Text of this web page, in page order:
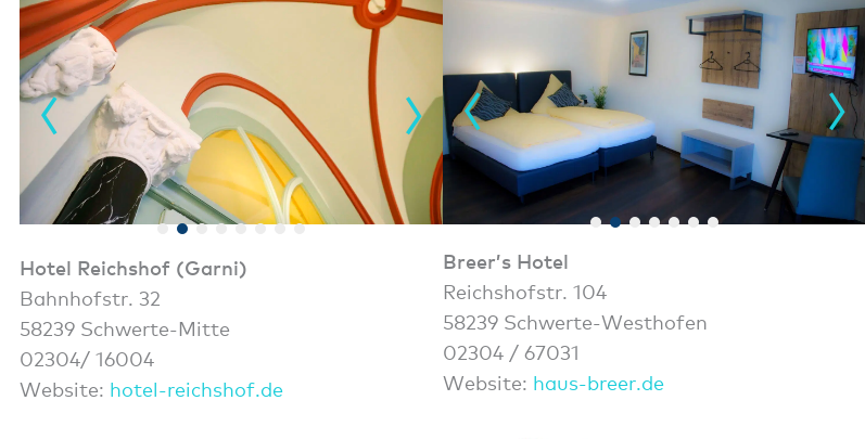
Hotel Reichshof (Garni)
Bahnhofstr. 32
58239 Schwerte-Mitte
02304/ 16004
Website: hotel-reichshof.de
Breer’s Hotel
Reichshofstr. 104
58239 Schwerte-Westhofen
02304 / 67031
Website: haus-breer.de